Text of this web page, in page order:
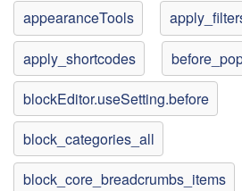
appearanceTools
apply_shortcodes
blockEditor.useSetting.before
block_categories_all
block_core_breadcrumbs_items